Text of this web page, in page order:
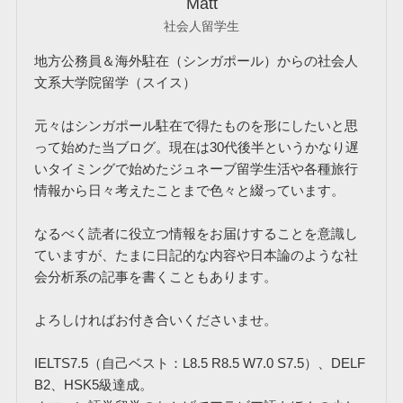
Matt
社会人留学生
地方公務員＆海外駐在（シンガポール）からの社会人
文系大学院留学（スイス）
元々はシンガポール駐在で得たものを形にしたいと思
って始めた当ブログ。現在は30代後半というかなり遅
いタイミングで始めたジュネーブ留学生活や各種旅行
情報から日々考えたことまで色々と綴っています。
なるべく読者に役立つ情報をお届けすることを意識し
ていますが、たまに日記的な内容や日本論のような社
会分析系の記事を書くこともあります。
よろしければお付き合いくださいませ。
IELTS7.5（自己ベスト：L8.5 R8.5 W7.0 S7.5）、DELF
B2、HSK5級達成。